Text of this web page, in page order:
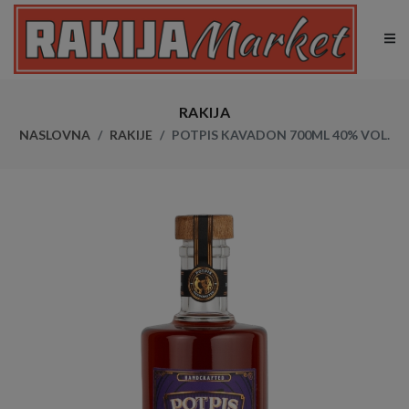
RAKIJA
NASLOVNA RAKIJE POTPIS KAVADON 700ML 40% VOL.